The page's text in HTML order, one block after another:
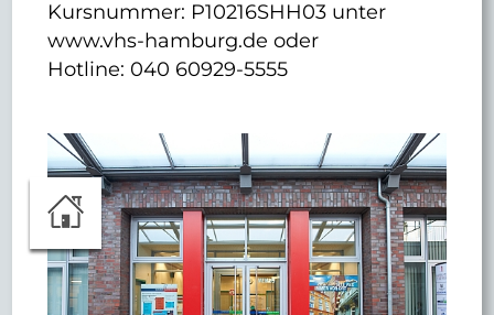
Kursnummer: P10216SHH03 unter
www.vhs-hamburg.de oder
Hotline: 040 60929-5555